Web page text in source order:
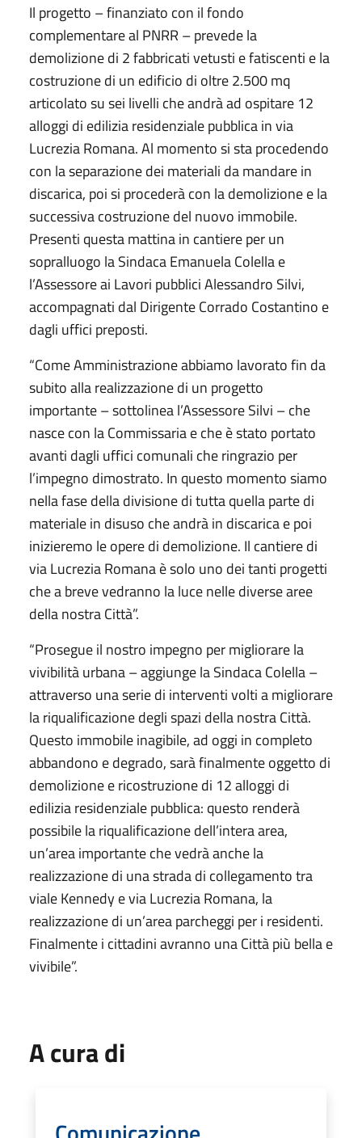
Il progetto – finanziato con il fondo
complementare al PNRR – prevede la
demolizione di 2 fabbricati vetusti e fatiscenti e la
costruzione di un edificio di oltre 2.500 mq
articolato su sei livelli che andrà ad ospitare 12
alloggi di edilizia residenziale pubblica in via
Lucrezia Romana. Al momento si sta procedendo
con la separazione dei materiali da mandare in
discarica, poi si procederà con la demolizione e la
successiva costruzione del nuovo immobile.
Presenti questa mattina in cantiere per un
sopralluogo la Sindaca Emanuela Colella e
l’Assessore ai Lavori pubblici Alessandro Silvi,
accompagnati dal Dirigente Corrado Costantino e
dagli uffici preposti.
“Come Amministrazione abbiamo lavorato fin da
subito alla realizzazione di un progetto
importante – sottolinea l’Assessore Silvi – che
nasce con la Commissaria e che è stato portato
avanti dagli uffici comunali che ringrazio per
l’impegno dimostrato. In questo momento siamo
nella fase della divisione di tutta quella parte di
materiale in disuso che andrà in discarica e poi
inizieremo le opere di demolizione. Il cantiere di
via Lucrezia Romana è solo uno dei tanti progetti
che a breve vedranno la luce nelle diverse aree
della nostra Città”.
“Prosegue il nostro impegno per migliorare la
vivibilità urbana – aggiunge la Sindaca Colella –
attraverso una serie di interventi volti a migliorare
la riqualificazione degli spazi della nostra Città.
Questo immobile inagibile, ad oggi in completo
abbandono e degrado, sarà finalmente oggetto di
demolizione e ricostruzione di 12 alloggi di
edilizia residenziale pubblica: questo renderà
possibile la riqualificazione dell’intera area,
un’area importante che vedrà anche la
realizzazione di una strada di collegamento tra
viale Kennedy e via Lucrezia Romana, la
realizzazione di un’area parcheggi per i residenti.
Finalmente i cittadini avranno una Città più bella e
vivibile”.
A cura di